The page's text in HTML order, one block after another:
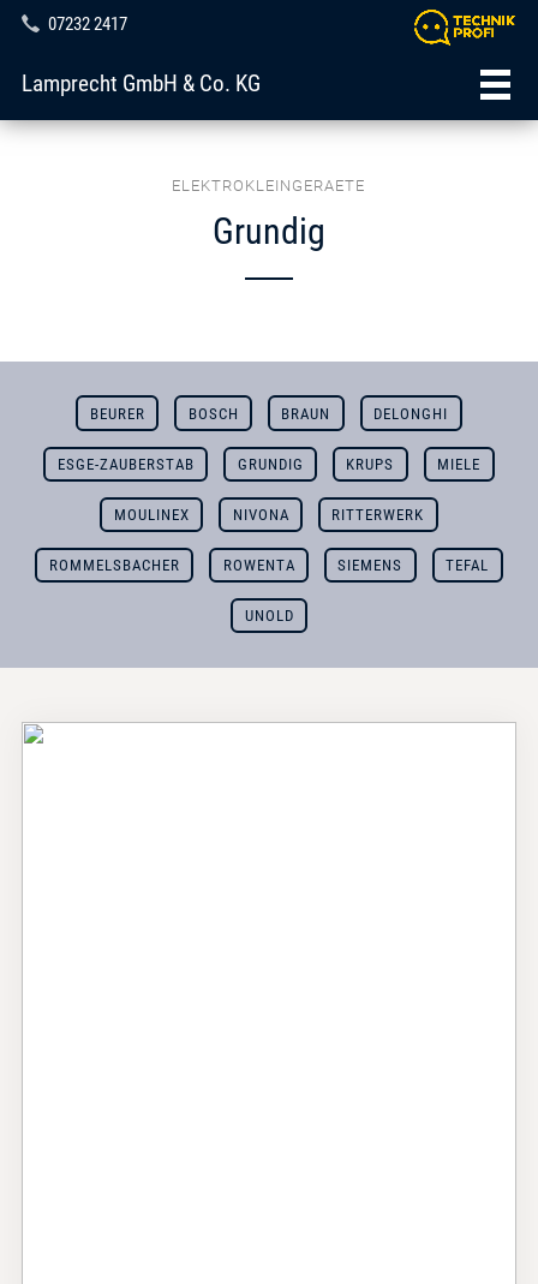
07232 2417
Lamprecht GmbH & Co. KG
ELEKTROKLEINGERAETE
Grundig
BEURER BOSCH BRAUN DELONGHI
ESGE-ZAUBERSTAB GRUNDIG KRUPS MIELE
MOULINEX NIVONA RITTERWERK
ROMMELSBACHER ROWENTA SIEMENS TEFAL
UNOLD